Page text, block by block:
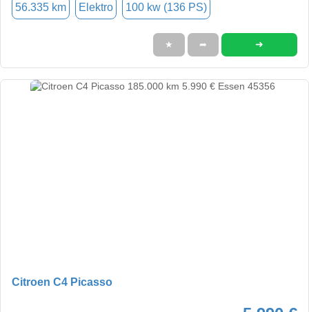
56.335 km Elektro 100 kw (136 PS)
★ ➦ ➜
Citroen C4 Picasso